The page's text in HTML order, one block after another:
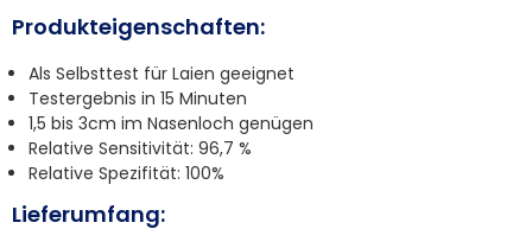
Produkteigenschaften:
Als Selbsttest für Laien geeignet
Testergebnis in 15 Minuten
1,5 bis 3cm im Nasenloch genügen
Relative Sensitivität: 96,7 %
Relative Spezifität: 100%
Lieferumfang: